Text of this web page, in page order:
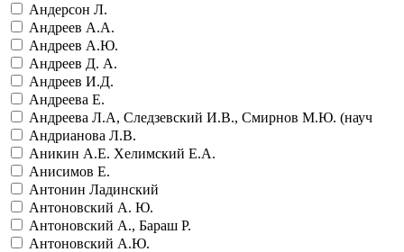
Андерсон Л.
Андреев А.А.
Андреев А.Ю.
Андреев Д. А.
Андреев И.Д.
Андреева Е.
Андреева Л.А, Следзевский И.В., Смирнов М.Ю. (науч
Андрианова Л.В.
Аникин А.Е. Хелимский Е.А.
Анисимов Е.
Антонин Ладинский
Антоновский А. Ю.
Антоновский А., Бараш Р.
Антоновский А.Ю.